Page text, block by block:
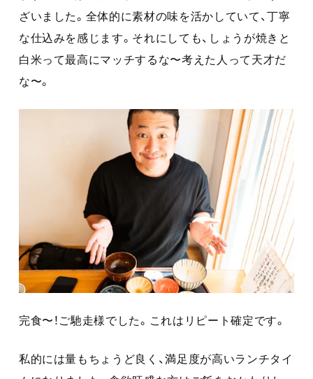
ざいました。全体的に素材の味を活かしていて、丁寧
な仕込みを感じます。それにしても、しょうが焼きと
白米って最高にマッチするな〜考えた人って天才だ
な〜。
完食〜！ご馳走様でした。これはリピート確定です。
私的には量もちょうど良く、満足度が高いランチタイ